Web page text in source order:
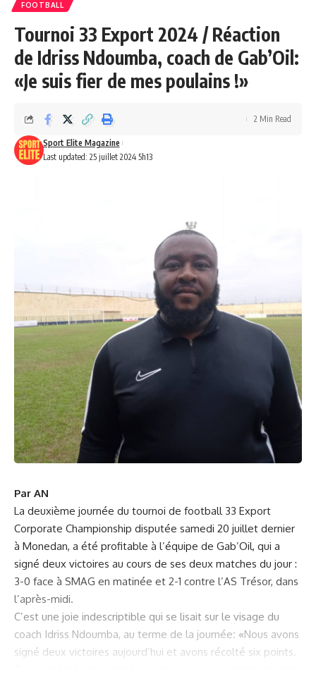
FOOTBALL
Tournoi 33 Export 2024 / Réaction
de Idriss Ndoumba, coach de Gab’Oil:
«Je suis fier de mes poulains !»
Last updated: 25 juillet 2024 5h13
Sport Elite Magazine
2 Min Read
Par AN
La deuxième journée du tournoi de football 33 Export
Corporate Championship disputée samedi 20 juillet dernier
à Monedan, a été profitable à l’équipe de Gab’Oil, qui a
signé deux victoires au cours de ses deux matches du jour :
3-0 face à SMAG en matinée et 2-1 contre l’AS Trésor, dans
l’après-midi.
C’est une joie indescriptible qui se lisait sur le visage du
coach Idriss Ndoumba, au terme de la journée: «Nous avons
signé deux victoires aujourd’hui et avons récolté six points.